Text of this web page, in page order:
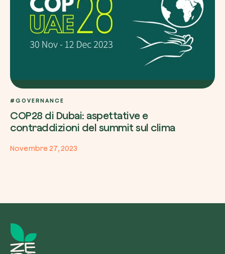
#GOVERNANCE
COP28 di Dubai: aspettative e
contraddizioni del summit sul clima
Novembre 27, 2023